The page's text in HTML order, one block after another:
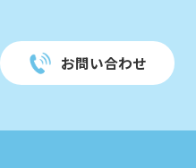
お問い合わせ